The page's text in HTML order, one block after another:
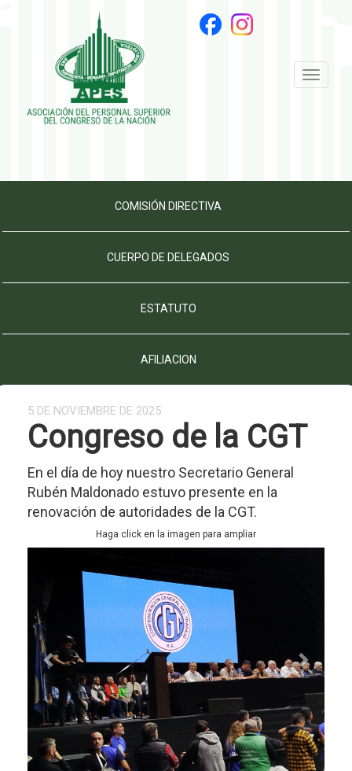
Toggle
COMISIÓN DIRECTIVA
CUERPO DE DELEGADOS
ESTATUTO
AFILIACION
5 DE NOVIEMBRE DE 2025
Congreso de la CGT
En el día de hoy nuestro Secretario General
Rubén Maldonado estuvo presente en la
renovación de autoridades de la CGT.
Haga click en la imagen para ampliar